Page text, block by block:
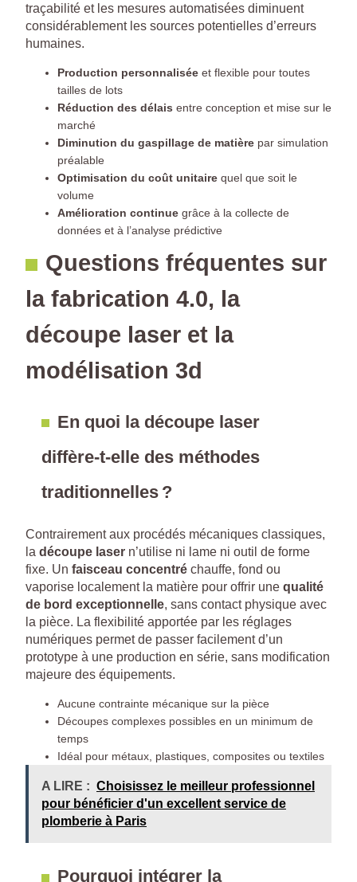
traçabilité et les mesures automatisées diminuent
considérablement les sources potentielles d’erreurs
humaines.
Production personnalisée et flexible pour toutes
tailles de lots
Réduction des délais entre conception et mise sur le
marché
Diminution du gaspillage de matière par simulation
préalable
Optimisation du coût unitaire quel que soit le
volume
Amélioration continue grâce à la collecte de
données et à l’analyse prédictive
Questions fréquentes sur
la fabrication 4.0, la
découpe laser et la
modélisation 3d
En quoi la découpe laser
diffère-t-elle des méthodes
traditionnelles ?
Contrairement aux procédés mécaniques classiques,
la découpe laser n’utilise ni lame ni outil de forme
fixe. Un faisceau concentré chauffe, fond ou
vaporise localement la matière pour offrir une qualité
de bord exceptionnelle, sans contact physique avec
la pièce. La flexibilité apportée par les réglages
numériques permet de passer facilement d’un
prototype à une production en série, sans modification
majeure des équipements.
Aucune contrainte mécanique sur la pièce
Découpes complexes possibles en un minimum de
temps
Idéal pour métaux, plastiques, composites ou textiles
A LIRE : Choisissez le meilleur professionnel
pour bénéficier d'un excellent service de
plomberie à Paris
Pourquoi intégrer la